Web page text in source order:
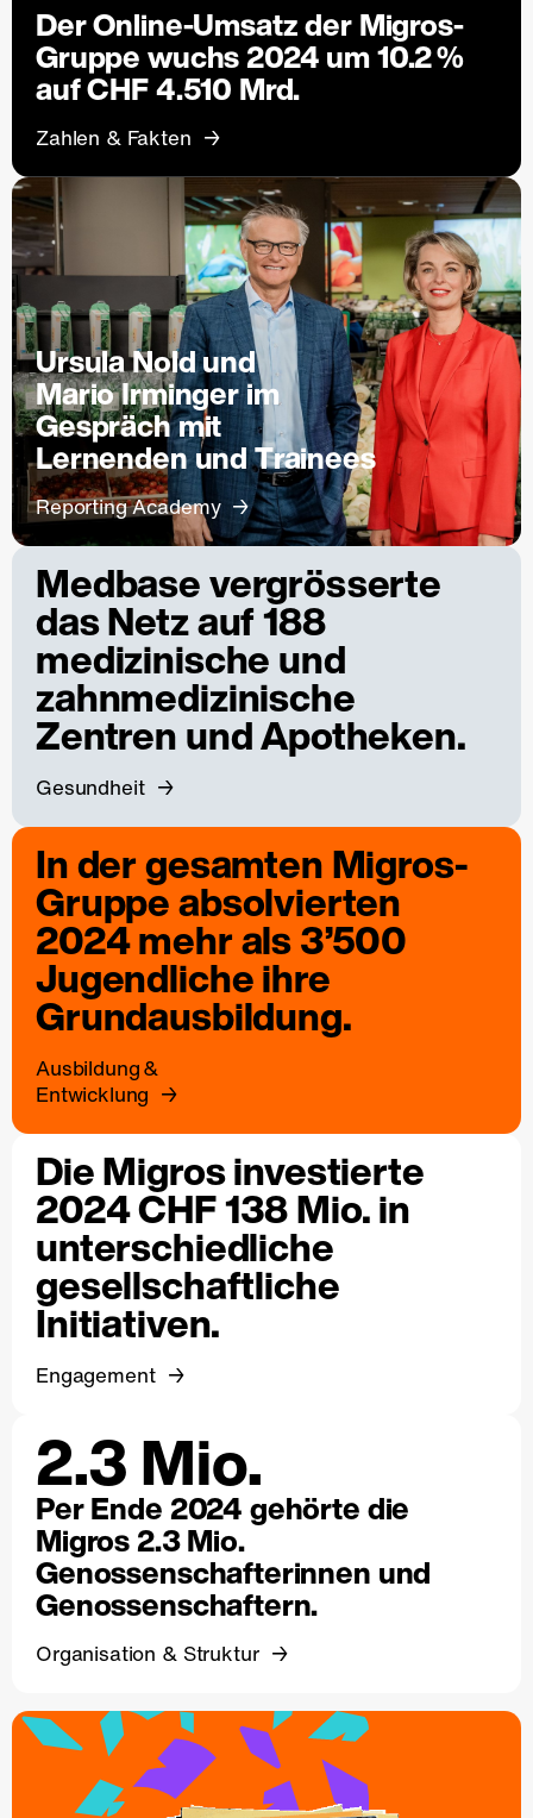
Der Online-Umsatz der Migros-
Gruppe wuchs 2024 um 10.2 %
auf CHF 4.510 Mrd.
Zahlen & Fakten
Ursula Nold und
Mario Irminger im
Gespräch mit
Lernenden und Trainees
Reporting Academy
Medbase vergrösserte
das Netz auf 188
medizinische und
zahnmedizinische
Zentren und Apotheken.
Gesundheit
In der gesamten Migros-
Gruppe absolvierten
2024 mehr als 3’500
Jugendliche ihre
Grundausbildung.
Ausbildung &
Entwicklung
Die Migros investierte
2024 CHF 138 Mio. in
unterschiedliche
gesellschaftliche
Initiativen.
Engagement
2.3 Mio.
Per Ende 2024 gehörte die
Migros 2.3 Mio.
Genossenschafterinnen und
Genossenschaftern.
Organisation & Struktur